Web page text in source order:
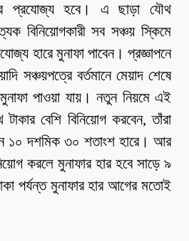
প্রযোজ্য হবে। এ ছাড়া যৌথ
বিনিয়োগকারী সব সঞ্চয় স্কিমে
হারে মুনাফা পাবেন। প্রজ্ঞাপনে
সঞ্চয়পত্রে বর্তমানে মেয়াদ শেষে
পাওয়া যায়। নতুন নিয়মে এই
বেশি বিনিয়োগ করবেন, তাঁরা
১০ দশমিক ৩০ শতাংশ হারে। আর
করলে মুনাফার হার হবে সাড়ে ৯
পর্যন্ত মুনাফার হার আগের মতোই